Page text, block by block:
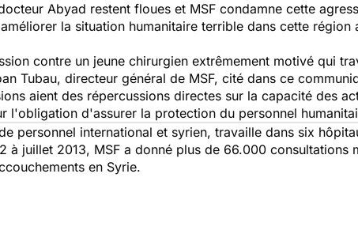
Abyad restent floues et MSF condamne cette
la situation humanitaire terrible dans cette région
contre un jeune chirurgien extrêmement motivé qui
Tubau, directeur général de MSF, cité dans ce
aient des répercussions directes sur la capacité des
l'obligation d'assurer la protection du personnel
personnel international et syrien, travaille dans six
à juillet 2013, MSF a donné plus de 66.000 consultations
en Syrie.